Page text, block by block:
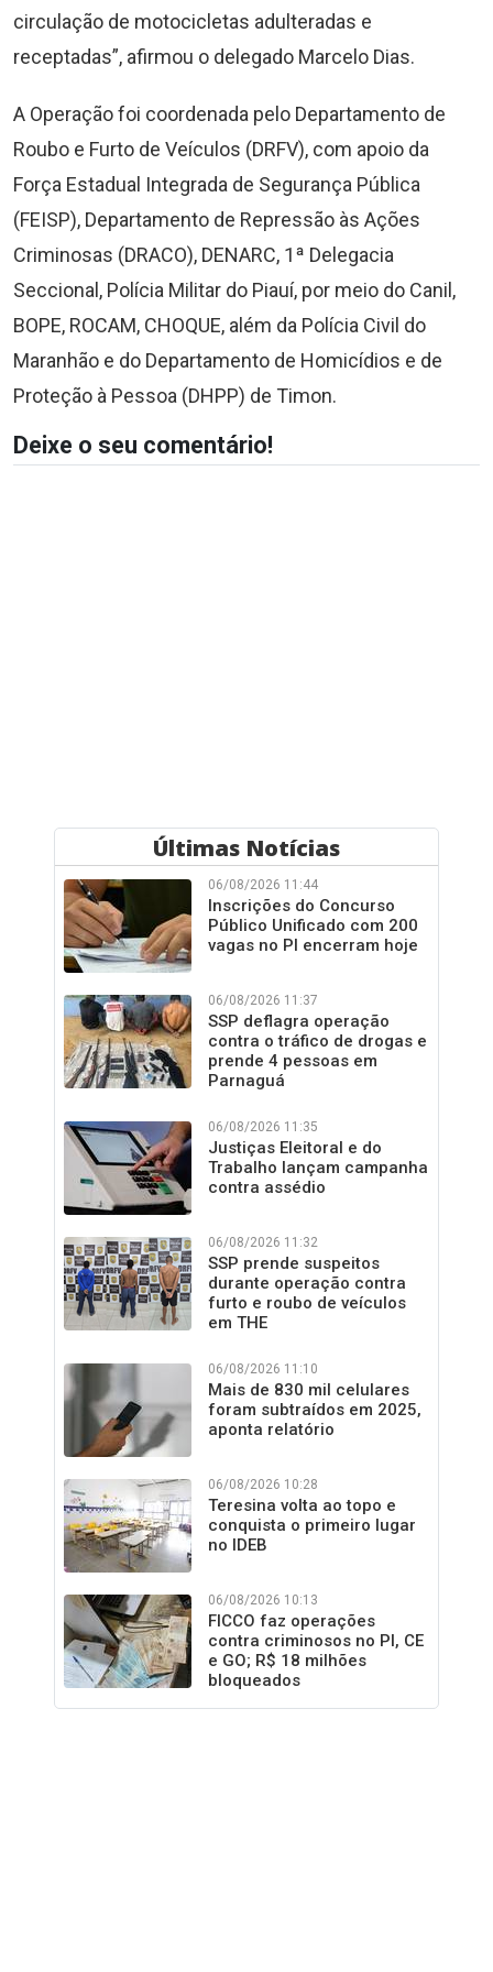
circulação de motocicletas adulteradas e
receptadas”, afirmou o delegado Marcelo Dias.
A Operação foi coordenada pelo Departamento de
Roubo e Furto de Veículos (DRFV), com apoio da
Força Estadual Integrada de Segurança Pública
(FEISP), Departamento de Repressão às Ações
Criminosas (DRACO), DENARC, 1ª Delegacia
Seccional, Polícia Militar do Piauí, por meio do Canil,
BOPE, ROCAM, CHOQUE, além da Polícia Civil do
Maranhão e do Departamento de Homicídios e de
Proteção à Pessoa (DHPP) de Timon.
Deixe o seu comentário!
Últimas Notícias
06/08/2026 11:44
Inscrições do Concurso
Público Unificado com 200
vagas no PI encerram hoje
06/08/2026 11:37
SSP deflagra operação
contra o tráfico de drogas e
prende 4 pessoas em
Parnaguá
06/08/2026 11:35
Justiças Eleitoral e do
Trabalho lançam campanha
contra assédio
06/08/2026 11:32
SSP prende suspeitos
durante operação contra
furto e roubo de veículos
em THE
06/08/2026 11:10
Mais de 830 mil celulares
foram subtraídos em 2025,
aponta relatório
06/08/2026 10:28
Teresina volta ao topo e
conquista o primeiro lugar
no IDEB
06/08/2026 10:13
FICCO faz operações
contra criminosos no PI, CE
e GO; R$ 18 milhões
bloqueados